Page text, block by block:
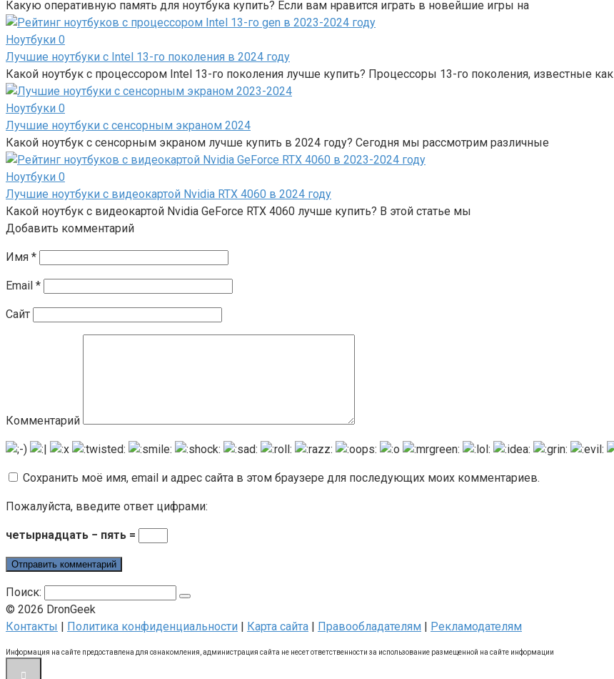
Какую оперативную память для ноутбука купить? Если вам нравится играть в новейшие игры на
Ноутбуки 0
Лучшие ноутбуки с Intel 13-го поколения в 2024 году
Какой ноутбук с процессором Intel 13-го поколения лучше купить? Процессоры 13-го поколения, известные как
Ноутбуки 0
Лучшие ноутбуки с сенсорным экраном 2024
Какой ноутбук с сенсорным экраном лучше купить в 2024 году? Сегодня мы рассмотрим различные
Ноутбуки 0
Лучшие ноутбуки с видеокартой Nvidia RTX 4060 в 2024 году
Какой ноутбук с видеокартой Nvidia GeForce RTX 4060 лучше купить? В этой статье мы
Добавить комментарий
Имя *
Email *
Сайт
Комментарий
Сохранить моё имя, email и адрес сайта в этом браузере для последующих моих комментариев.
Пожалуйста, введите ответ цифрами:
четырнадцать − пять =
Поиск:
© 2026 DronGeek
Контакты | Политика конфиденциальности | Карта сайта | Правообладателям | Рекламодателям
Информация на сайте предоставлена для ознакомления, администрация сайта не несет ответственности за использование размещенной на сайте информации